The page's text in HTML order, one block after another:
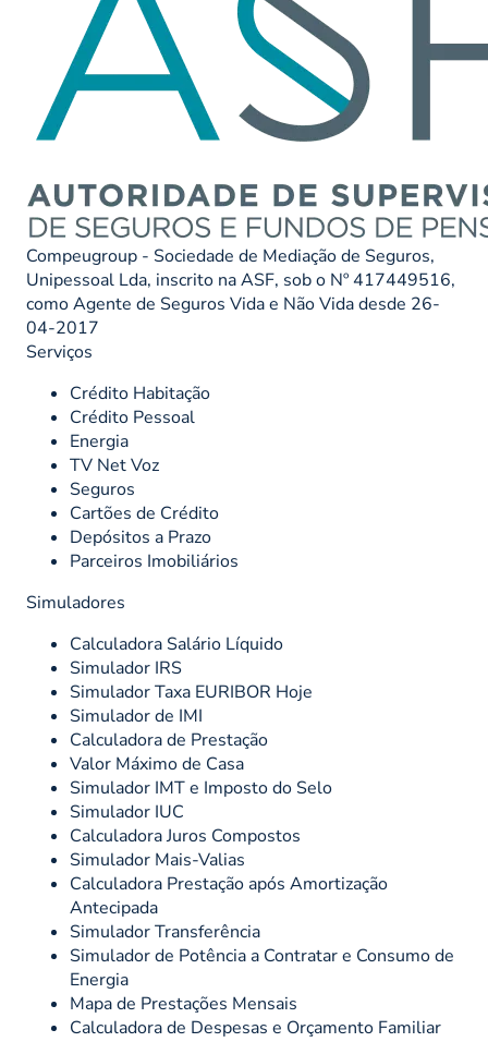
Compeugroup - Sociedade de Mediação de Seguros,
Unipessoal Lda, inscrito na ASF, sob o Nº 417449516,
como Agente de Seguros Vida e Não Vida desde 26-
04-2017
Serviços
Crédito Habitação
Crédito Pessoal
Energia
TV Net Voz
Seguros
Cartões de Crédito
Depósitos a Prazo
Parceiros Imobiliários
Simuladores
Calculadora Salário Líquido
Simulador IRS
Simulador Taxa EURIBOR Hoje
Simulador de IMI
Calculadora de Prestação
Valor Máximo de Casa
Simulador IMT e Imposto do Selo
Simulador IUC
Calculadora Juros Compostos
Simulador Mais-Valias
Calculadora Prestação após Amortização
Antecipada
Simulador Transferência
Simulador de Potência a Contratar e Consumo de
Energia
Mapa de Prestações Mensais
Calculadora de Despesas e Orçamento Familiar